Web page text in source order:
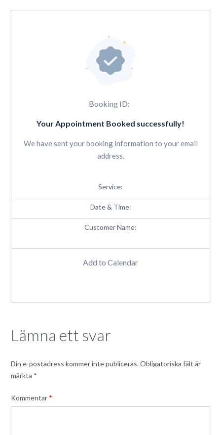
Booking ID:
Your Appointment Booked successfully!
We have sent your booking information to your email
address.
Service:
Date & Time:
Customer Name:
Add to Calendar
Lämna ett svar
Din e-postadress kommer inte publiceras.Obligatoriska fält är
märkta *
Kommentar *